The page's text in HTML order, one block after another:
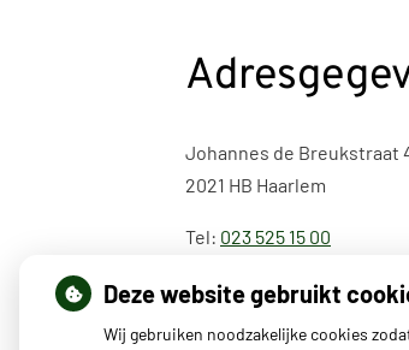
Johannes de Breukstraat
2021 HB Haarlem
Tel: 023 525 15 00
Deze website gebruikt
Wij gebruiken noodzakelijke cookies